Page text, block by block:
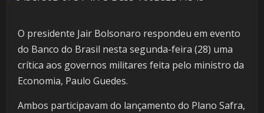
O presidente Jair Bolsonaro respondeu em evento
do Banco do Brasil nesta segunda-feira (28) uma
crítica aos governos militares feita pelo ministro da
Economia, Paulo Guedes.
Ambos participavam do lançamento do Plano Safra,